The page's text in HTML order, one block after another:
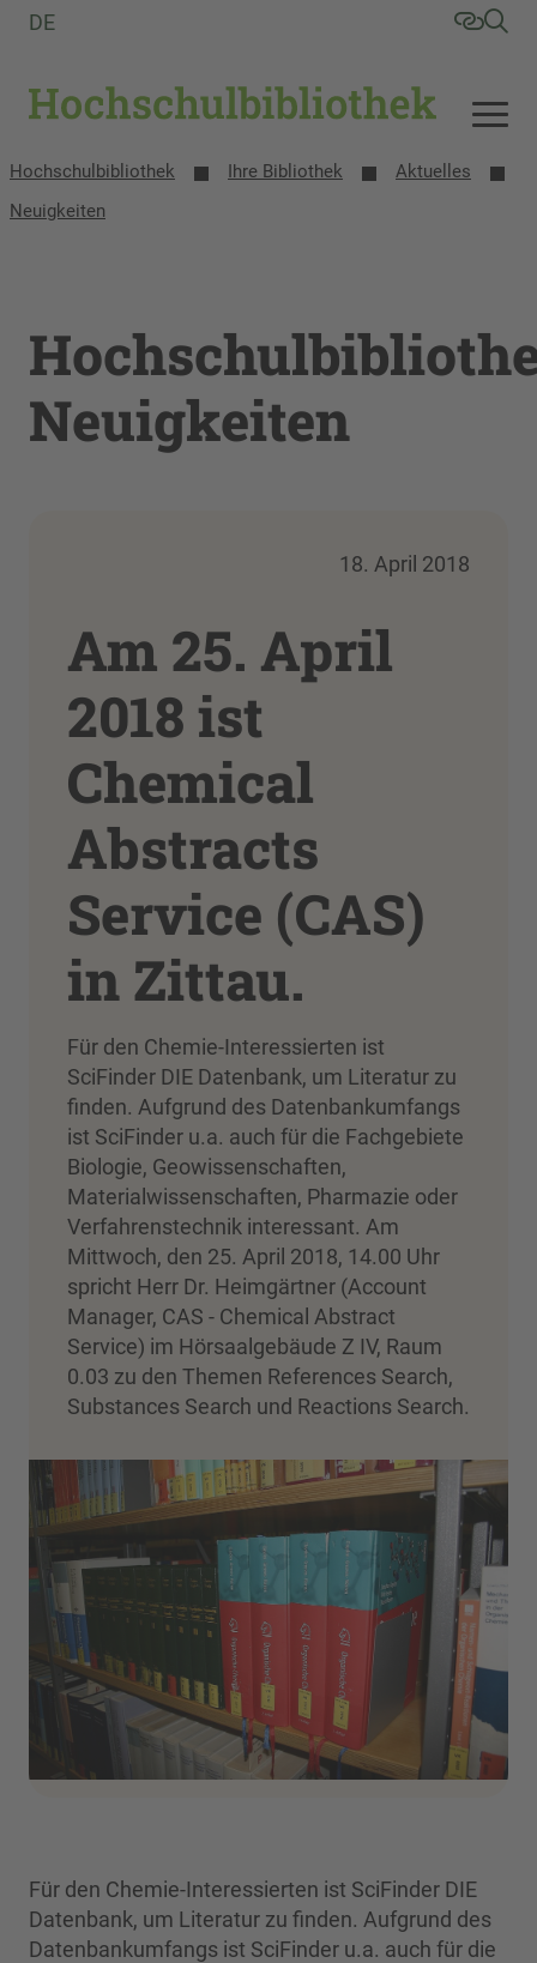
DE
Hochschulbibliothek Ihre Bibliothek
Aktuelles
Neuigkeiten
Neuigkeiten
18. April 2018
Am 25. April
2018 ist
Chemical
Abstracts
Service (CAS)
in Zittau.
Für den Chemie-Interessierten ist
SciFinder DIE Datenbank, um Literatur zu
finden. Aufgrund des Datenbankumfangs
ist SciFinder u.a. auch für die Fachgebiete
Biologie, Geowissenschaften,
Materialwissenschaften, Pharmazie oder
Verfahrenstechnik interessant. Am
Mittwoch, den 25. April 2018, 14.00 Uhr
spricht Herr Dr. Heimgärtner (Account
Manager, CAS - Chemical Abstract
Service) im Hörsaalgebäude Z IV, Raum
0.03 zu den Themen References Search,
Substances Search und Reactions Search.
Für den Chemie-Interessierten ist SciFinder DIE
Datenbank, um Literatur zu finden. Aufgrund des
Datenbankumfangs ist SciFinder u.a. auch für die